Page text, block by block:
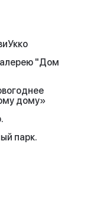
"Дом
дому»
парк.